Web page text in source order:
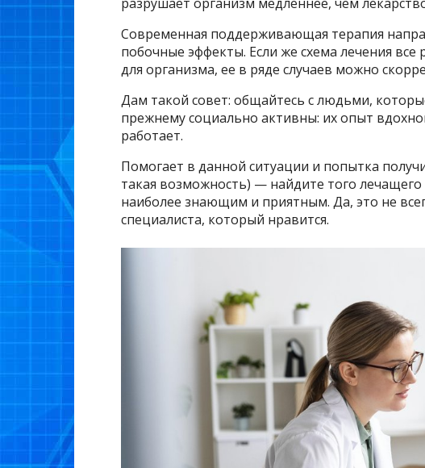
Современная поддерживающая терапия
побочные эффекты. Если же схема лечения
для организма, ее в ряде случаев можно
Дам такой совет: общайтесь с людьми,
прежнему социально активны: их опыт
работает.
Помогает в данной ситуации и попытка
такая возможность) — найдите того
наиболее знающим и приятным. Да, это не
специалиста, который нравится.